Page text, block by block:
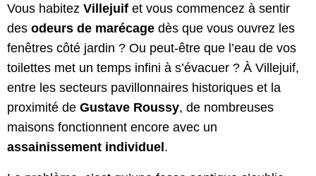
Vous habitez Villejuif et vous commencez à sentir
des odeurs de marécage dès que vous ouvrez les
fenêtres côté jardin ? Ou peut-être que l’eau de vos
toilettes met un temps infini à s’évacuer ? À Villejuif,
entre les secteurs pavillonnaires historiques et la
proximité de Gustave Roussy, de nombreuses
maisons fonctionnent encore avec un
assainissement individuel.